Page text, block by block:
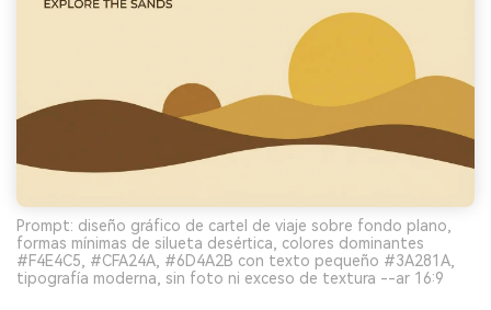
Prompt: diseño gráfico de cartel de viaje sobre fondo plano,
formas mínimas de silueta desértica, colores dominantes
#F4E4C5, #CFA24A, #6D4A2B con texto pequeño #3A281A,
tipografía moderna, sin foto ni exceso de textura --ar 16:9